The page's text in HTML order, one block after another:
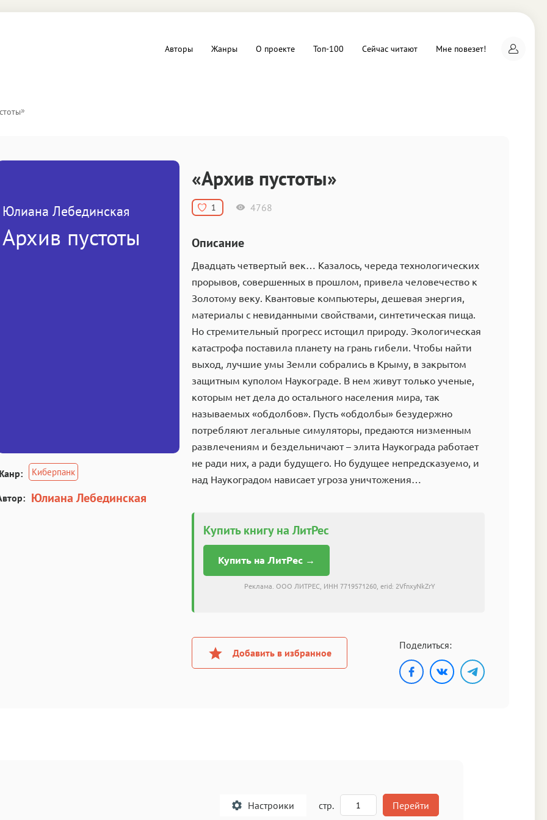
Драматургия
Компьютеры и Интернет
Фольклор
Авторы Жанры О проекте Топ-100 Сейчас читают Мне повезет!
»
Юлиана Лебединская
Архив пустоты
Киберпанк
Юлиана Лебединская
«Архив пустоты»
1 4768
Описание
Двадцать четвертый век… Казалось, череда технологических
прорывов, совершенных в прошлом, привела человечество к
Золотому веку. Квантовые компьютеры, дешевая энергия,
материалы с невиданными свойствами, синтетическая пища.
Но стремительный прогресс истощил природу. Экологическая
катастрофа поставила планету на грань гибели. Чтобы найти
выход, лучшие умы Земли собрались в Крыму, в закрытом
защитным куполом Наукограде. В нем живут только ученые,
которым нет дела до остального населения мира, так
называемых «обдолбов». Пусть «обдолбы» безудержно
потребляют легальные симуляторы, предаются низменным
развлечениям и бездельничают – элита Наукограда работает
не ради них, а ради будущего. Но будущее непредсказуемо, и
над Наукоградом нависает угроза уничтожения…
Купить книгу на ЛитРес
Купить на ЛитРес →
Реклама. ООО ЛИТРЕС, ИНН 7719571260, erid: 2VfnxyNkZrY
Добавить в избранное
Поделиться:
Настроики стр. Перейти